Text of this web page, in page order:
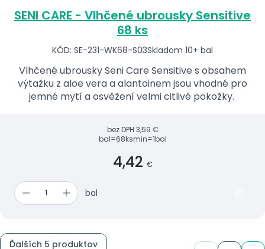
SENI CARE - Vlhčené ubrousky Sensitive
68 ks
KÓD: SE-231-WK68-S03Skladom 10+ bal
Vlhčené ubrousky Seni Care Sensitive s obsahem
výtažku z aloe vera a alantoinem jsou vhodné pro
jemné mytí a osvěžení velmi citlivé pokožky.
bez DPH 3,59 €
bal=68ksmin=1bal
4,42 €
bal
Ďalších 5 produktov